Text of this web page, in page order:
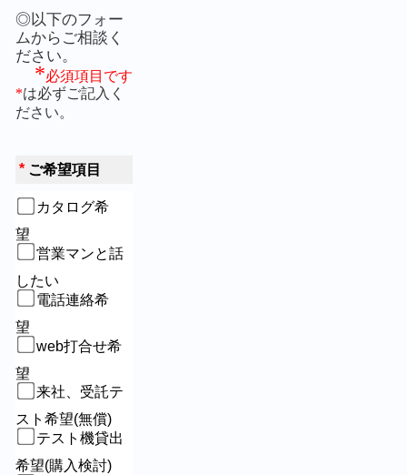
◎以下のフォー
ムからご相談く
ださい。
*必須項目です
*は必ずご記入く
ださい。
* ご希望項目
カタログ希
望
営業マンと話
したい
電話連絡希
望
web打合せ希
望
来社、受託テ
スト希望(無償)
テスト機貸出
希望(購入検討)